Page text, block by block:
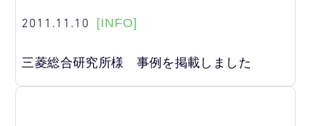
2011.11.10 [INFO]
三菱総合研究所様 事例を掲載しました